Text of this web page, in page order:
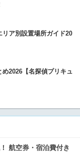
ア別設置場所ガイド20
2026【名探偵プリキュ
航空券・宿泊費付き